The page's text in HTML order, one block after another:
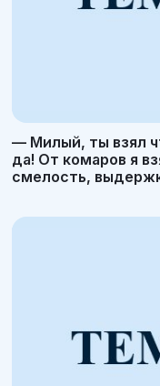
— Милый, ты взял
да! От комаров я
смелость,